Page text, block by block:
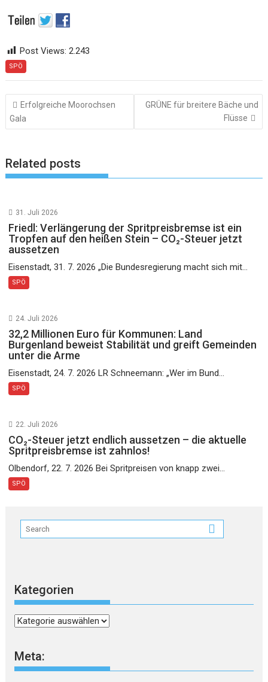
Post Views: 2.243
SPÖ
Beitragsnavigation
Erfolgreiche Moorochsen
Gala
GRÜNE für breitere Bäche und
Flüsse
Related posts
31. Juli 2026
Friedl: Verlängerung der Spritpreisbremse ist ein
Tropfen auf den heißen Stein – CO₂-Steuer jetzt
aussetzen
Eisenstadt, 31. 7. 2026 „Die Bundesregierung macht sich mit...
SPÖ
24. Juli 2026
32,2 Millionen Euro für Kommunen: Land
Burgenland beweist Stabilität und greift Gemeinden
unter die Arme
Eisenstadt, 24. 7. 2026 LR Schneemann: „Wer im Bund...
SPÖ
22. Juli 2026
CO₂-Steuer jetzt endlich aussetzen – die aktuelle
Spritpreisbremse ist zahnlos!
Olbendorf, 22. 7. 2026 Bei Spritpreisen von knapp zwei...
SPÖ
Kategorien
Kategorien
Meta: